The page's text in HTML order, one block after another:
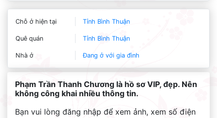
Chỗ ở hiện tại Tỉnh Bình Thuận
Quê quán Tỉnh Bình Thuận
Nhà ở Đang ở với gia đình
Phạm Trần Thanh Chương là hồ sơ VIP, đẹp. Nên
không công khai nhiều thông tin.
Bạn vui lòng đăng nhập để xem ảnh, xem số điện